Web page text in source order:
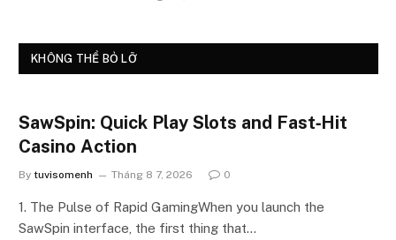
KHÔNG THỂ BỎ LỠ
SawSpin: Quick Play Slots and Fast‑Hit
Casino Action
By tuvisomenh Tháng 8 7, 2026 0
1. The Pulse of Rapid GamingWhen you launch the
SawSpin interface, the first thing that…